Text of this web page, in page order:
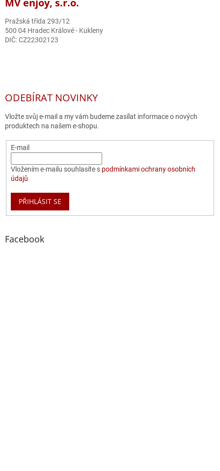
MV enjoy, s.r.o.
Pražská třída 293/12
500 04 Hradec Králové - Kukleny
DIČ: CZ22302123
ODEBÍRAT NOVINKY
Vložte svůj e-mail a my vám budeme zasílat informace o nových
produktech na našem e-shopu.
E-mail
Vložením e-mailu souhlasíte s podmínkami ochrany osobních
údajů
PŘIHLÁSIT SE
Facebook